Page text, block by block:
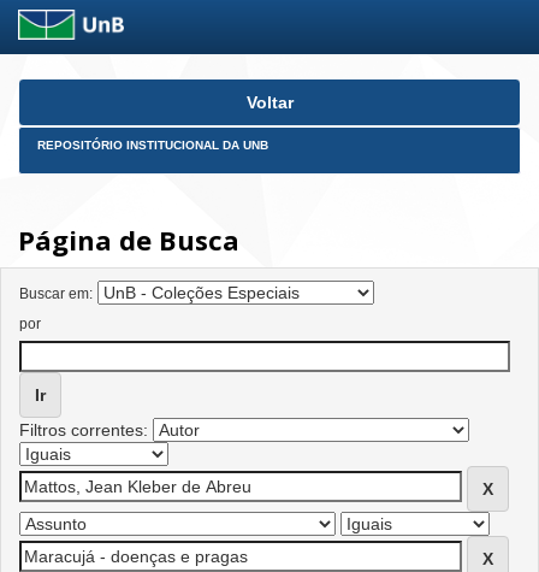
Skip
Voltar
REPOSITÓRIO INSTITUCIONAL DA UNB
Página de Busca
Buscar em:
por
Filtros correntes: